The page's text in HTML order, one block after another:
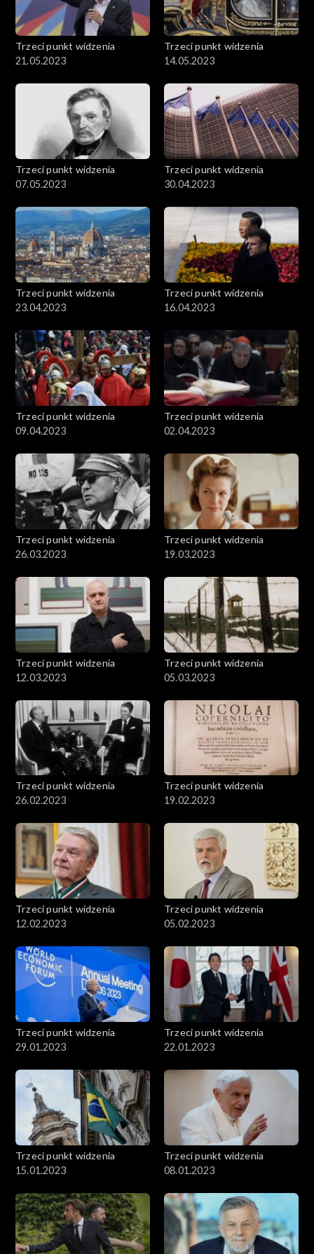
Trzeci punkt widzenia
21.05.2023
Trzeci punkt widzenia
14.05.2023
Trzeci punkt widzenia
07.05.2023
Trzeci punkt widzenia
30.04.2023
Trzeci punkt widzenia
23.04.2023
Trzeci punkt widzenia
16.04.2023
Trzeci punkt widzenia
09.04.2023
Trzeci punkt widzenia
02.04.2023
Trzeci punkt widzenia
26.03.2023
Trzeci punkt widzenia
19.03.2023
Trzeci punkt widzenia
12.03.2023
Trzeci punkt widzenia
05.03.2023
Trzeci punkt widzenia
26.02.2023
Trzeci punkt widzenia
19.02.2023
Trzeci punkt widzenia
12.02.2023
Trzeci punkt widzenia
05.02.2023
Trzeci punkt widzenia
29.01.2023
Trzeci punkt widzenia
22.01.2023
Trzeci punkt widzenia
15.01.2023
Trzeci punkt widzenia
08.01.2023